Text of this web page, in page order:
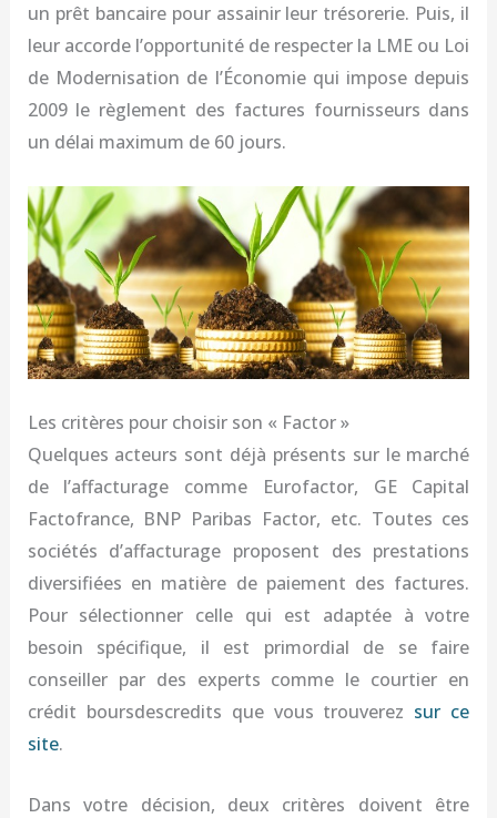
un prêt bancaire pour assainir leur trésorerie. Puis, il
leur accorde l’opportunité de respecter la LME ou Loi
de Modernisation de l’Économie qui impose depuis
2009 le règlement des factures fournisseurs dans
un délai maximum de 60 jours.
Les critères pour choisir son « Factor »
Quelques acteurs sont déjà présents sur le marché
de l’affacturage comme Eurofactor, GE Capital
Factofrance, BNP Paribas Factor, etc. Toutes ces
sociétés d’affacturage proposent des prestations
diversifiées en matière de paiement des factures.
Pour sélectionner celle qui est adaptée à votre
besoin spécifique, il est primordial de se faire
conseiller par des experts comme le courtier en
crédit boursdescredits que vous trouverez sur ce
site.
Dans votre décision, deux critères doivent être